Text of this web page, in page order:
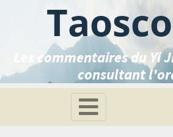
Les commentaires du Yi
consultant